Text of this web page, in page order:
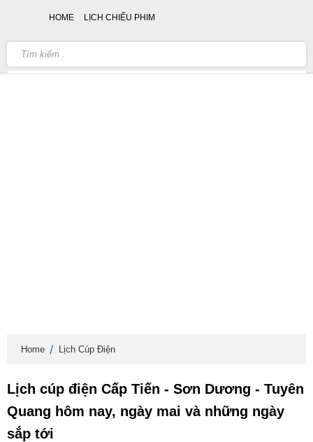
Home Lịch Cúp Điện
Lịch cúp điện Cấp Tiến - Sơn Dương - Tuyên
Quang hôm nay, ngày mai và những ngày
sắp tới
HOME LỊCH CHIẾU PHIM